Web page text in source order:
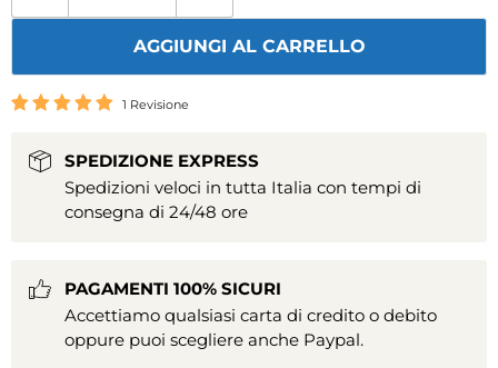
AGGIUNGI AL CARRELLO
1 Revisione
SPEDIZIONE EXPRESS
Spedizioni veloci in tutta Italia con tempi di
consegna di 24/48 ore
PAGAMENTI 100% SICURI
Accettiamo qualsiasi carta di credito o debito
oppure puoi scegliere anche Paypal.